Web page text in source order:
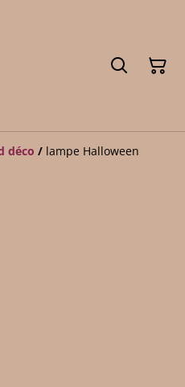
déco / lampe Halloween